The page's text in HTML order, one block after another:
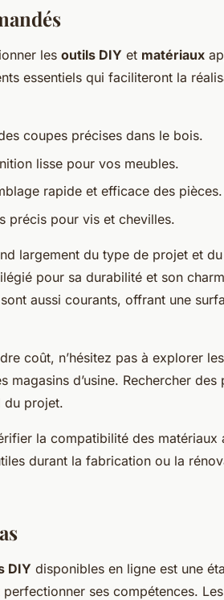
les outils DIY et matériaux
essentiels qui faciliteront la
coupes précises dans le bois.
lisse pour vos meubles.
rapide et efficace des pièces.
précis pour vis et chevilles.
largement du type de projet et
pour sa durabilité et son
sont aussi courants, offrant une
coût, n’hésitez pas à explorer les
magasins d’usine. Rechercher des
du projet.
la compatibilité des matériaux
durant la fabrication ou la
DIY disponibles en ligne est une
ses compétences.